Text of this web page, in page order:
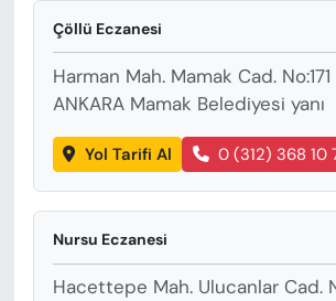
Çöllü Eczanesi
Harman Mah. Mamak Cad.
ANKARA Mamak Belediyesi yanı
Yol Tarifi Al 0 (312) 368 10
Nursu Eczanesi
Hacettepe Mah. Ulucanlar Cad.